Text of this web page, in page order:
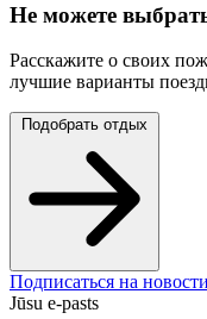
Не можете
Расскажите о своих
лучшие варианты
Подобрать отдых
Подписаться на новости
Jūsu e-pasts